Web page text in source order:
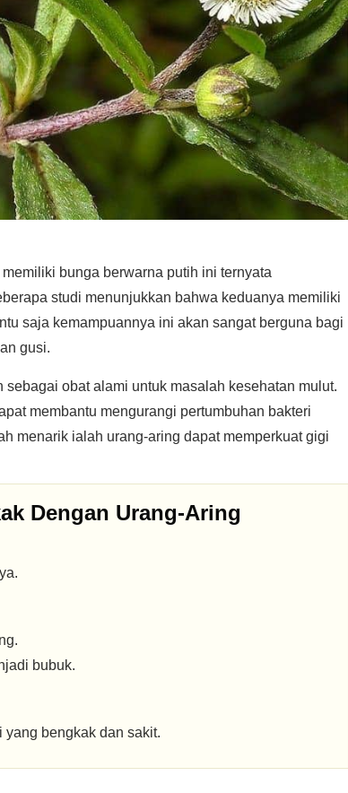
bunga berwarna putih ini ternyata
studi menunjukkan bahwa keduanya memiliki
saja kemampuannya ini akan sangat berguna bagi
gusi.
obat alami untuk masalah kesehatan mulut.
membantu mengurangi pertumbuhan bakteri
menarik ialah urang-aring dapat memperkuat gigi
Dengan Urang-Aring
bubuk.
bengkak dan sakit.